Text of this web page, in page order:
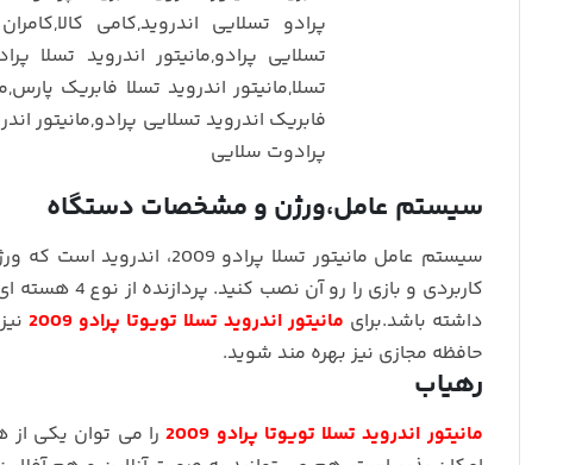
سیستم عامل،ورژن و مشخصات دستگاه
داشته باشد.برای مانیتور اندروید تسلا تویوتا پرادو 2009
حافظه مجازی نیز بهره مند شوید.
رهیاب
مانیتور اندروید تسلا تویوتا پرادو 2009